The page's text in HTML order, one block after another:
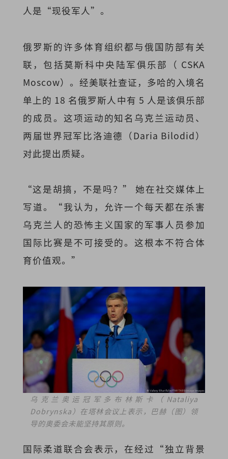
人是“现役军人”。
俄罗斯的许多体育组织都与俄国防部有关
联，包括莫斯科中央陆军俱乐部（ CSKA
Moscow）。经美联社查证，多哈的入境名
单上的 18 名俄罗斯人中有 5 人是该俱乐部
的成员。这项运动的知名乌克兰运动员、
两届世界冠军比洛迪德（Daria Bilodid）
对此提出质疑。
“这是胡搞，不是吗？” 她在社交媒体上
写道。“我认为，允许一个每天都在杀害
乌克兰人的恐怖主义国家的军事人员参加
国际比赛是不可接受的。这根本不符合体
育价值观。”
乌克兰奥运冠军多布林斯卡（Nataliya
Dobrynska）在塔林会议上表示，巴赫（图）领
导的奥委会未能坚持其原则。
国际柔道联合会表示，在经过“独立背景